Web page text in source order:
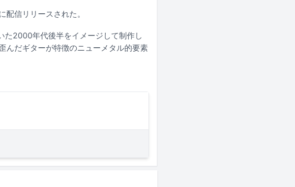
信リリースされた。
た2000年代後半をイメージして制作し
んだギターが特徴のニューメタル的要素